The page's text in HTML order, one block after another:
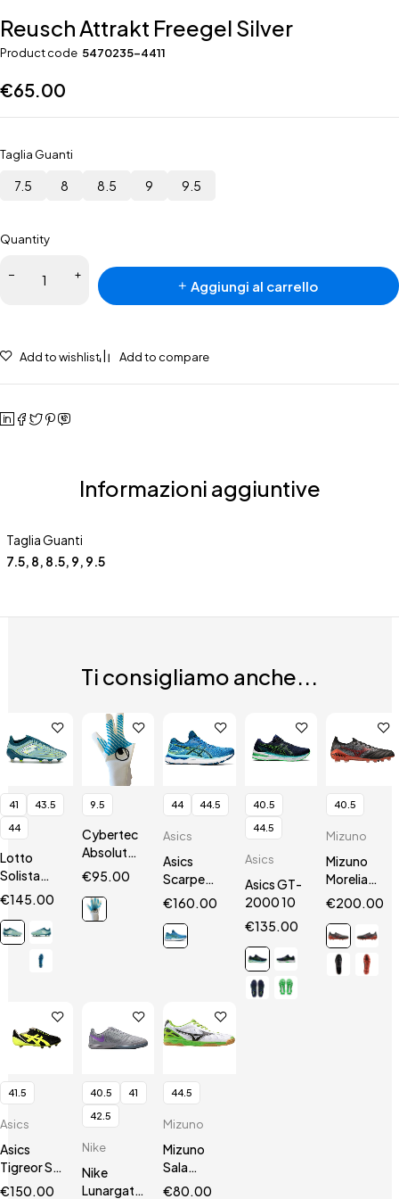
Reusch Attrakt Freegel Silver
Product code 5470235-4411
€65.00
Taglia Guanti
7.5 8 8.5 9 9.5
Quantity
quantità
Aggiungi al carrello
Add to wishlist Add to compare
Informazioni aggiuntive
Taglia Guanti
7.5, 8, 8.5, 9, 9.5
Ti consigliamo anche...
41
43.5
44
Lotto
Solista
200 VII
€145.00
9.5
Cybertec
AbsolutGrip
HN
€95.00
44 44.5
Asics
Asics
Scarpe
Gel
€160.00
40.5
44.5
Asics
Asics GT-
2000 10
€135.00
40.5
Mizuno
Mizuno
Morelia
Neo III Β
€200.00
41.5
Asics
Asics
Tigreor ST
Black/Neon
€150.00
40.5
41
42.5
Nike
Nike
Lunargato
44.5
Mizuno
Mizuno
Sala
Premium
€80.00